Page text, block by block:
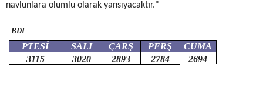
navlunlara olumlu olarak yansıyacaktır."
BDI
PTESİ SALI ÇARŞ PERŞ
CUMA
3115
3020 2893 2784 2694